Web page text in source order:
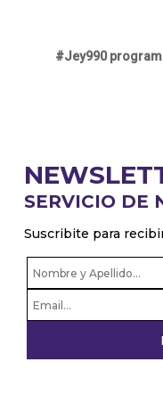
#Jey990
SERVICIO DE
Suscribite para